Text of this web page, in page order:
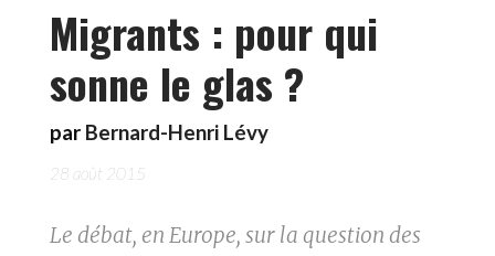
Migrants : pour qui
sonne le glas ?
par Bernard-Henri Lévy
28 août 2015
Le débat, en Europe, sur la question des